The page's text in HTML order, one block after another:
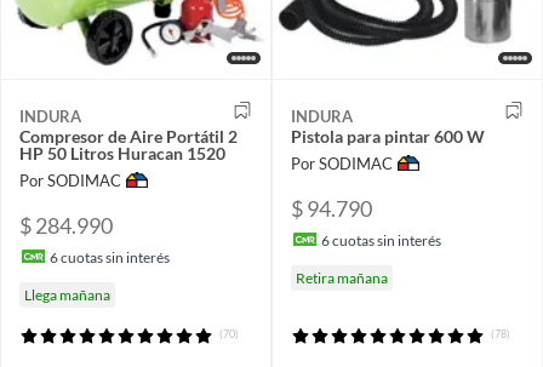
INDURA
Compresor de Aire Portátil 2
HP 50 Litros Huracan 1520
Por SODIMAC
$ 284.990
6cuotas sin interés
Llega mañana
(70)
INDURA
Pistola para pintar 600 W
Por SODIMAC
$ 94.790
6cuotas sin interés
Retira mañana
(78)